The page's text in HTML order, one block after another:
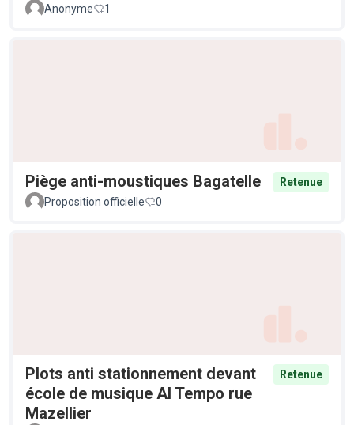
Anonyme 1
Piège anti-moustiques Bagatelle
Retenue
Proposition officielle
0
Plots anti stationnement devant
école de musique Al Tempo rue
Mazellier
Retenue